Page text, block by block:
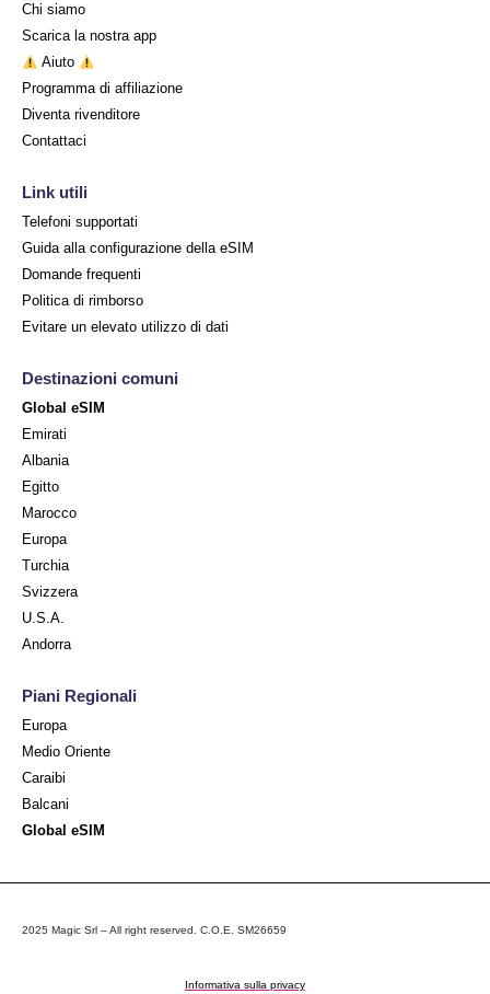
Chi siamo
Scarica la nostra app
Aiuto
Programma di affiliazione
Diventa rivenditore
Contattaci
Link utili
Telefoni supportati
Guida alla configurazione della eSIM
Domande frequenti
Politica di rimborso
Evitare un elevato utilizzo di dati
Destinazioni comuni
Global eSIM
Emirati
Albania
Egitto
Marocco
Europa
Turchia
Svizzera
U.S.A.
Andorra
Piani Regionali
Europa
Medio Oriente
Caraibi
Balcani
Global eSIM
2025 Magic Srl – All right reserved. C.O.E. SM26659
Informativa sulla privacy